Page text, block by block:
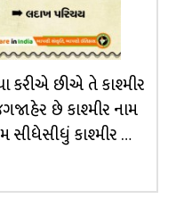
કરીએ છીએ તે કાશ્મીર
છે કાશ્મીર નામ
કાશ્મીર …